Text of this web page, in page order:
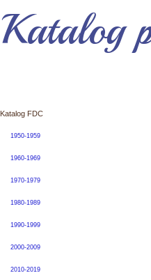
Katalog
Katalog FDC
1950-1959
1960-1969
1970-1979
1980-1989
1990-1999
2000-2009
2010-2019